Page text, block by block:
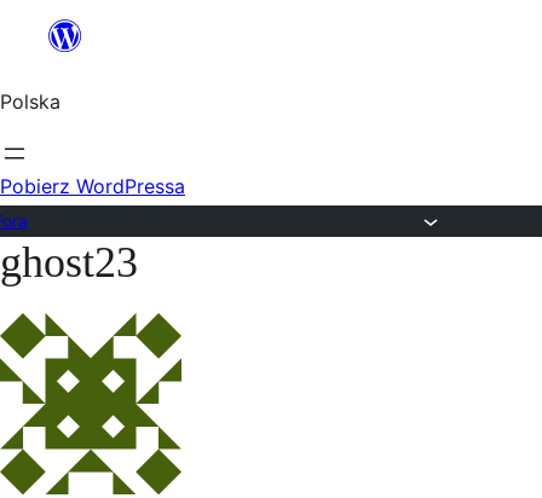
Przejdź
treści
Polska
Pobierz WordPressa
Przejdź
do
treści
ghost23